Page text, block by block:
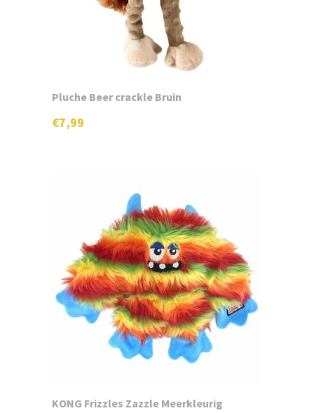
productpagina
Pluche Beer crackle Bruin
€7,99
KONG Frizzles Zazzle Meerkleurig